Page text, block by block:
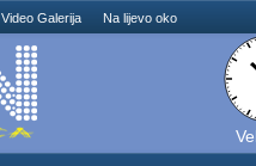
Video Galerija Na lijevo oko